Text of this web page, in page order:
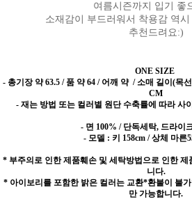
여름시즌까지 입기 좋
소재감이 부드러워서 착용감 역
추천드려요:)
ONE SIZE
- 총기장 약 63.5 / 품 약 64 / 어깨 약 / 소매 길이(목
CM
- 재는 방법 또는 컬러별 원단 수축률에 따라 사
- 면 100% / 단독세탁, 드라이
- 모델 : 키 158cm / 상체 마른
* 부주의로 인한 제품훼손 및 세탁방법으로 인한
니다.
* 아이보리를 포함한 밝은 컬러는 교환*환불이 불
만 가능합니다.